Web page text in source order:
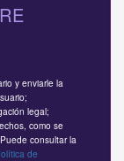
y enviarle la
legal;
como se
consultar la
de